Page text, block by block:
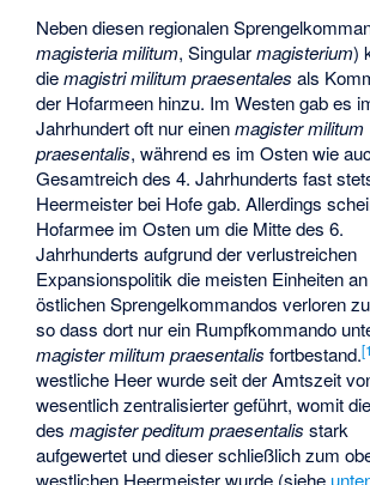
Neben diesen regionalen
magisteria militum, Singularmagisterium)
diemagistri militum praesentales als
der Hofarmeen hinzu. Im Westen gab es
Jahrhundert oft nur einenmagister militum
praesentalis, während es im Osten wie
Gesamtreich des 4. Jahrhunderts fast
Heermeister bei Hofe gab. Allerdings
Hofarmee im Osten um die Mitte des 6.
Jahrhunderts aufgrund der verlustreichen
Expansionspolitik die meisten Einheiten
östlichen Sprengelkommandos verloren
so dass dort nur ein Rumpfkommando
magister militum praesentalis fortbestand.[
westliche Heer wurde seit der Amtszeit
wesentlich zentralisierter geführt, womit
desmagister peditum praesentalis stark
aufgewertet und dieser schließlich zum
westlichen Heermeister wurde (siehe